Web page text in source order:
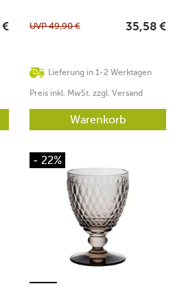
€
Lieferung in 1-2 Werktagen
UVP49,90 € 35,58 €
Preis inkl. MwSt. zzgl. Versand
Warenkorb
- 22%